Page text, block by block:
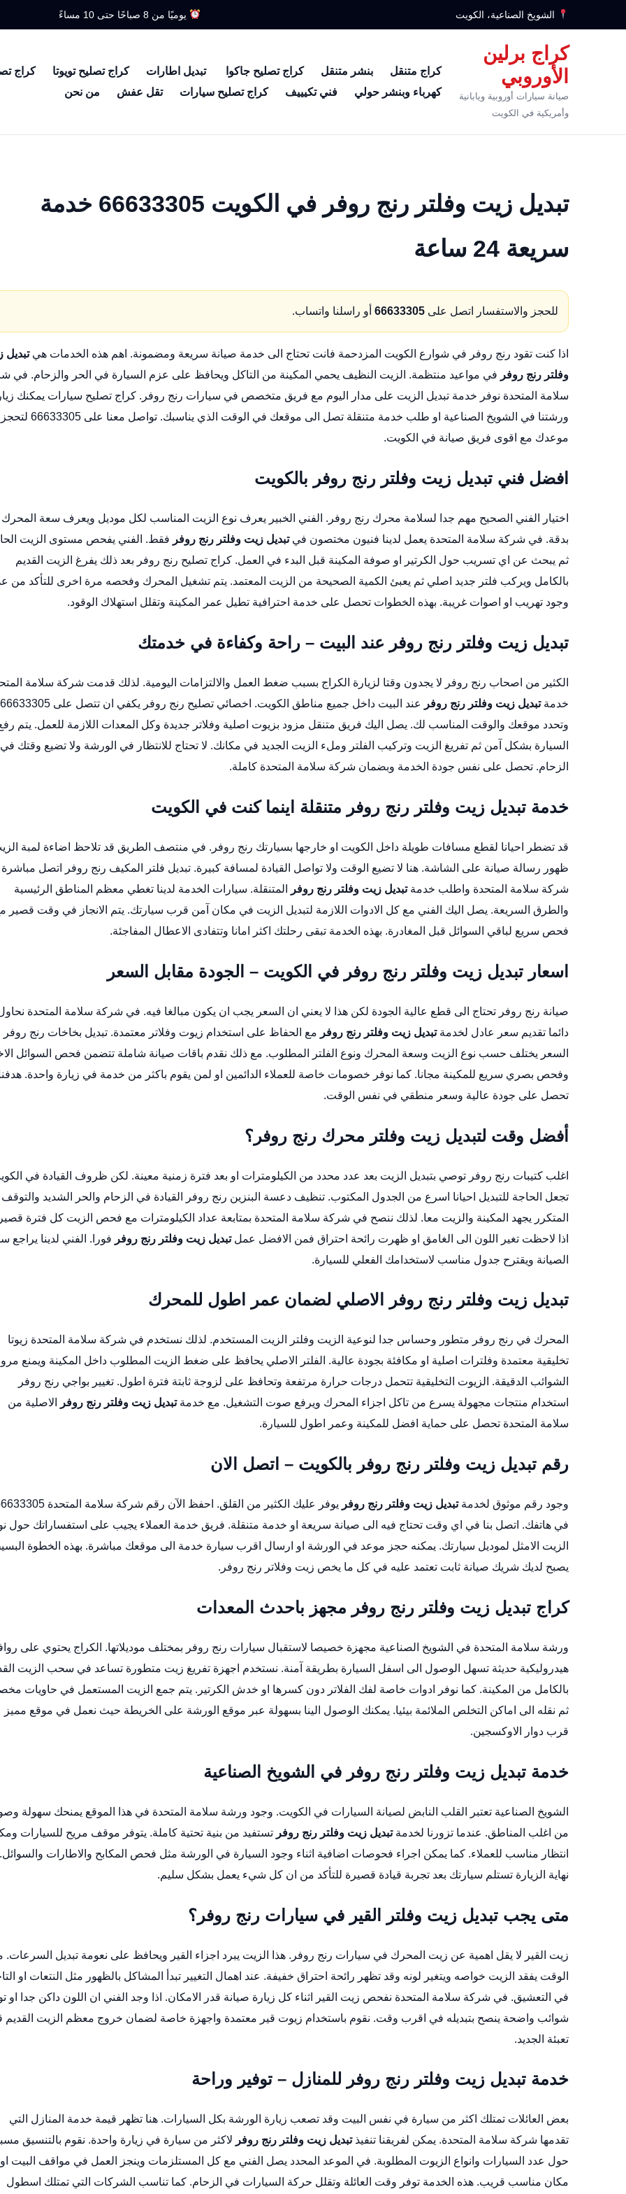
الشويخ الصناعية، الكويت يوميًا من 8 صباحًا حتى 10 مساءً
كراج برلين
الأوروبي
صيانة سيارات أوروبية ويابانية
وأمريكية في الكويت
كراج متنقل بنشر متنقل كراج تصليح جاكوا تبديل اطارات كراج تصليح تويوتا كراج
كهرباء وبنشر حولي
فني تكيييف كراج تصليح سيارات تقل عفش من نحن
تبديل زيت وفلتر رنج روفر في الكويت 66633305 خدمة
سريعة 24 ساعة
للحجز والاستفسار اتصل على 66633305 أو راسلنا واتساب.
اذا كنت تقود رنج روفر في شوارع الكويت المزدحمة فانت تحتاج الى خدمة صيانة سريعة ومضمونة. اهم هذه الخدمات هيتبديل
وفلتر رنج روفر في مواعيد منتظمة. الزيت النظيف يحمي المكينة من التاكل ويحافظ على عزم السيارة في الحر والزحام. في
سلامة المتحدة نوفر خدمة تبديل الزيت على مدار اليوم مع فريق متخصص في سيارات رنج روفر. كراج تصليح سيارات يمكنك
ورشتنا في الشويخ الصناعية او طلب خدمة متنقلة تصل الى موقعك في الوقت الذي يناسبك. تواصل معنا على 66633305 لتحجز
موعدك مع اقوى فريق صيانة في الكويت.
افضل فني تبديل زيت وفلتر رنج روفر بالكويت
اختيار الفني الصحيح مهم جدا لسلامة محرك رنج روفر. الفني الخبير يعرف نوع الزيت المناسب لكل موديل ويعرف سعة المحرك
بدقة. في شركة سلامة المتحدة يعمل لدينا فنيون مختصون فيتبديل زيت وفلتر رنج روفر فقط. الفني يفحص مستوى الزيت
ثم يبحث عن اي تسريب حول الكرتير او صوفة المكينة قبل البدء في العمل. كراج تصليح رنج روفر بعد ذلك يفرغ الزيت القديم
بالكامل ويركب فلتر جديد اصلي ثم يعبئ الكمية الصحيحة من الزيت المعتمد. يتم تشغيل المحرك وفحصه مرة اخرى للتأكد من
وجود تهريب او اصوات غريبة. بهذه الخطوات تحصل على خدمة احترافية تطيل عمر المكينة وتقلل استهلاك الوقود.
تبديل زيت وفلتر رنج روفر عند البيت – راحة وكفاءة في خدمتك
الكثير من اصحاب رنج روفر لا يجدون وقتا لزيارة الكراج بسبب ضغط العمل والالتزامات اليومية. لذلك قدمت شركة سلامة
خدمةتبديل زيت وفلتر رنج روفر عند البيت داخل جميع مناطق الكويت. اخصائي تصليح رنج روفر
يكفي ان تتصل على 66633305
وتحدد موقعك والوقت المناسب لك. يصل اليك فريق متنقل مزود بزيوت اصلية وفلاتر جديدة وكل المعدات اللازمة للعمل. يتم
السيارة بشكل آمن ثم تفريغ الزيت وتركيب الفلتر وملء الزيت الجديد في مكانك. لا تحتاج للانتظار في الورشة ولا تضيع وقتك في
الزحام. تحصل على نفس جودة الخدمة وبضمان شركة سلامة المتحدة كاملة.
خدمة تبديل زيت وفلتر رنج روفر متنقلة اينما كنت في الكويت
قد تضطر احيانا لقطع مسافات طويلة داخل الكويت او خارجها بسيارتك رنج روفر. في منتصف الطريق قد تلاحظ اضاءة لمبة
ظهور رسالة صيانة على الشاشة. هنا لا تضيع الوقت ولا تواصل القيادة لمسافة كبيرة. تبديل فلتر المكيف رنج روفر
اتصل
شركة سلامة المتحدة واطلب خدمةتبديل زيت وفلتر رنج روفر
المتنقلة. سيارات الخدمة لدينا تغطي معظم المناطق الرئيسية
والطرق السريعة. يصل اليك الفني مع كل الادوات اللازمة لتبديل الزيت في مكان آمن قرب سيارتك. يتم الانجاز في وقت قصير
فحص سريع لباقي السوائل قبل المغادرة. بهذه الخدمة تبقى رحلتك اكثر امانا وتتفادى الاعطال المفاجئة.
اسعار تبديل زيت وفلتر رنج روفر في الكويت – الجودة مقابل السعر
صيانة رنج روفر تحتاج الى قطع عالية الجودة لكن هذا لا يعني ان السعر يجب ان يكون مبالغا فيه. في شركة سلامة المتحدة
دائما تقديم سعر عادل لخدمةتبديل زيت وفلتر رنج روفر مع الحفاظ على استخدام زيوت وفلاتر معتمدة. تبديل بخاخات رنج روفر
السعر يختلف حسب نوع الزيت وسعة المحرك ونوع الفلتر المطلوب. مع ذلك نقدم باقات صيانة شاملة تتضمن فحص السوائل
وفحص بصري سريع للمكينة مجانا. كما نوفر خصومات خاصة للعملاء الدائمين او لمن يقوم باكثر من خدمة في زيارة واحدة.
تحصل على جودة عالية وسعر منطقي في نفس الوقت.
أفضل وقت لتبديل زيت وفلتر محرك رنج روفر؟
اغلب كتيبات رنج روفر توصي بتبديل الزيت بعد عدد محدد من الكيلومترات او بعد فترة زمنية معينة. لكن ظروف القيادة في
تجعل الحاجة للتبديل احيانا اسرع من الجدول المكتوب. تنظيف دعسة البنزين رنج روفر
القيادة في الزحام والحر الشديد والتوقف
المتكرر يجهد المكينة والزيت معا. لذلك ننصح في شركة سلامة المتحدة بمتابعة عداد الكيلومترات مع فحص الزيت كل فترة
اذا لاحظت تغير اللون الى الغامق او ظهرت رائحة احتراق فمن الافضل عملتبديل زيت وفلتر رنج روفر فورا. الفني لدينا يراجع
الصيانة ويقترح جدول مناسب لاستخدامك الفعلي للسيارة.
تبديل زيت وفلتر رنج روفر الاصلي لضمان عمر اطول للمحرك
المحرك في رنج روفر متطور وحساس جدا لنوعية الزيت وفلتر الزيت المستخدم. لذلك نستخدم في شركة سلامة المتحدة زيوتا
تخليقية معتمدة وفلترات اصلية او مكافئة بجودة عالية. الفلتر الاصلي يحافظ على ضغط الزيت المطلوب داخل المكينة ويمنع
الشوائب الدقيقة. الزيوت التخليقية تتحمل درجات حرارة مرتفعة وتحافظ على لزوجة ثابتة فترة اطول. تغيير بواجي رنج روفر
استخدام منتجات مجهولة يسرع من تاكل اجزاء المحرك ويرفع صوت التشغيل. مع خدمةتبديل زيت وفلتر رنج روفر
الاصلية من
سلامة المتحدة تحصل على حماية افضل للمكينة وعمر اطول للسيارة.
رقم تبديل زيت وفلتر رنج روفر بالكويت – اتصل الان
وجود رقم موثوق لخدمةتبديل زيت وفلتر رنج روفر
يوفر عليك الكثير من القلق. احفظ الآن رقم شركة سلامة
في هاتفك. اتصل بنا في اي وقت تحتاج فيه الى صيانة سريعة او خدمة متنقلة. فريق خدمة العملاء يجيب على استفساراتك حول
الزيت الامثل لموديل سيارتك. يمكنه حجز موعد في الورشة او ارسال اقرب سيارة خدمة الى موقعك مباشرة. بهذه الخطوة
يصبح لديك شريك صيانة ثابت تعتمد عليه في كل ما يخص زيت وفلاتر رنج روفر.
كراج تبديل زيت وفلتر رنج روفر مجهز باحدث المعدات
ورشة سلامة المتحدة في الشويخ الصناعية مجهزة خصيصا لاستقبال سيارات رنج روفر بمختلف موديلاتها. الكراج يحتوي على
هيدروليكية حديثة تسهل الوصول الى اسفل السيارة بطريقة آمنة. نستخدم اجهزة تفريغ زيت متطورة تساعد في سحب الزيت
بالكامل من المكينة. كما نوفر ادوات خاصة لفك الفلاتر دون كسرها او خدش الكرتير. يتم جمع الزيت المستعمل في حاويات
ثم نقله الى اماكن التخلص الملائمة بيئيا. يمكنك الوصول الينا بسهولة عبر موقع الورشة على الخريطة حيث نعمل في موقع مميز
قرب دوار الاوكسجين.
خدمة تبديل زيت وفلتر رنج روفر في الشويخ الصناعية
الشويخ الصناعية تعتبر القلب النابض لصيانة السيارات في الكويت. وجود ورشة سلامة المتحدة في هذا الموقع يمنحك سهولة
من اغلب المناطق. عندما تزورنا لخدمةتبديل زيت وفلتر رنج روفر تستفيد من بنية تحتية كاملة. يتوفر موقف مريح للسيارات
انتظار مناسب للعملاء. كما يمكن اجراء فحوصات اضافية اثناء وجود السيارة في الورشة مثل فحص المكابح والاطارات
نهاية الزيارة تستلم سيارتك بعد تجربة قيادة قصيرة للتأكد من ان كل شيء يعمل بشكل سليم.
متى يجب تبديل زيت وفلتر القير في سيارات رنج روفر؟
زيت القير لا يقل اهمية عن زيت المحرك في سيارات رنج روفر. هذا الزيت يبرد اجزاء القير ويحافظ على نعومة تبديل السرعات.
الوقت يفقد الزيت خواصه ويتغير لونه وقد تظهر رائحة احتراق خفيفة. عند اهمال التغيير تبدأ المشاكل بالظهور مثل النتعات او
في التعشيق. في شركة سلامة المتحدة نفحص زيت القير اثناء كل زيارة صيانة قدر الامكان. اذا وجد الفني ان اللون داكن جدا او
شوائب واضحة ينصح بتبديله في اقرب وقت. نقوم باستخدام زيوت قير معتمدة واجهزة خاصة لضمان خروج معظم الزيت القديم
تعبئة الجديد.
خدمة تبديل زيت وفلتر رنج روفر للمنازل – توفير وراحة
بعض العائلات تمتلك اكثر من سيارة في نفس البيت وقد تصعب زيارة الورشة بكل السيارات. هنا تظهر قيمة خدمة المنازل التي
تقدمها شركة سلامة المتحدة. يمكن لفريقنا تنفيذتبديل زيت وفلتر رنج روفر لاكثر من سيارة في زيارة واحدة. نقوم بالتنسيق
حول عدد السيارات وانواع الزيوت المطلوبة. في الموعد المحدد يصل الفني مع كل المستلزمات وينجز العمل في مواقف البيت او
مكان مناسب قريب. هذه الخدمة توفر وقت العائلة وتقلل حركة السيارات في الزحام. كما تناسب الشركات التي تمتلك اسطول